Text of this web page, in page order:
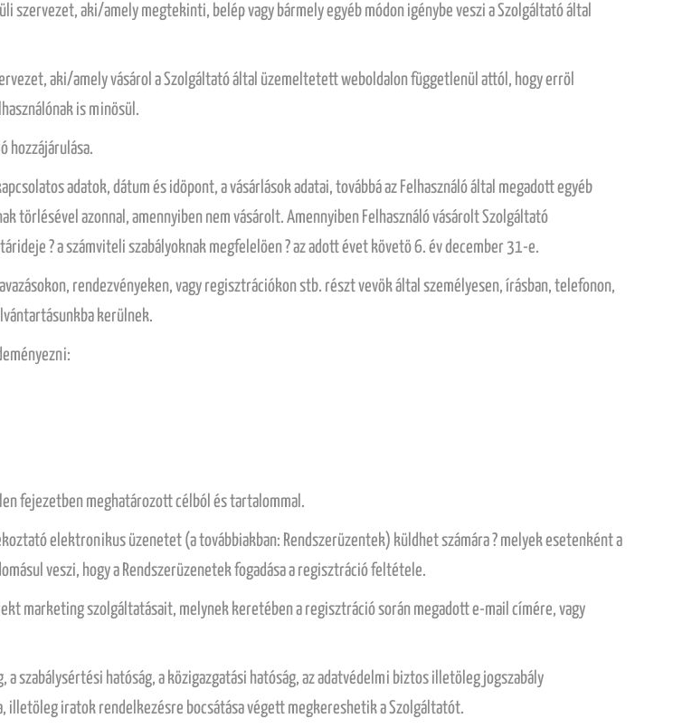
szervezet, aki/amely megtekinti, belép vagy bármely egyéb módon igénybe veszi a Szolgáltató által
aki/amely vásárol a Szolgáltató által üzemeltetett weboldalon függetlenül attól, hogy erröl
is minösül.
hozzájárulása.
adatok, dátum és idöpont, a vásárlások adatai, továbbá az Felhasználó által megadott egyéb
törlésével azonnal, amennyiben nem vásárolt. Amennyiben Felhasználó vásárolt Szolgáltató
? a számviteli szabályoknak megfelelöen ? az adott évet követö 6. év december 31-e.
rendezvényeken, vagy regisztrációkon stb. részt vevök által személyesen, írásban, telefonon,
kerülnek.
fejezetben meghatározott célból és tartalommal.
elektronikus üzenetet (a továbbiakban: Rendszerüzentek) küldhet számára ? melyek esetenként a
veszi, hogy a Rendszerüzenetek fogadása a regisztráció feltétele.
marketing szolgáltatásait, melynek keretében a regisztráció során megadott e-mail címére, vagy
a szabálysértési hatóság, a közigazgatási hatóság, az adatvédelmi biztos illetöleg jogszabály
illetöleg iratok rendelkezésre bocsátása végett megkereshetik a Szolgáltatót.